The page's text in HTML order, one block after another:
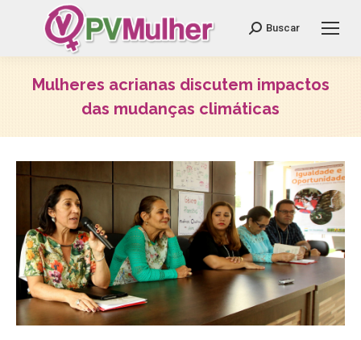
Search:
Buscar
Mulheres acrianas discutem impactos
das mudanças climáticas